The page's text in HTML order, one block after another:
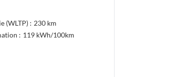
(WLTP) : 230 km
: 119 kWh/100km